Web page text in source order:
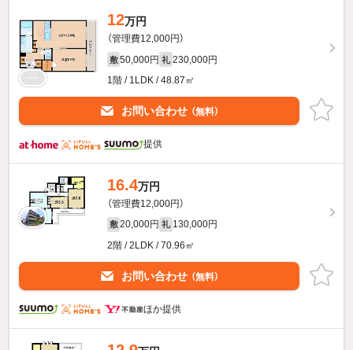
12万円
（管理費12,000円）
敷 50,000円 礼 230,000円
1階 / 1LDK / 48.87㎡
お問い合わせ （無料）
提供
16.4万円
（管理費12,000円）
敷 20,000円 礼 130,000円
2階 / 2LDK / 70.96㎡
お問い合わせ （無料）
ほか提供